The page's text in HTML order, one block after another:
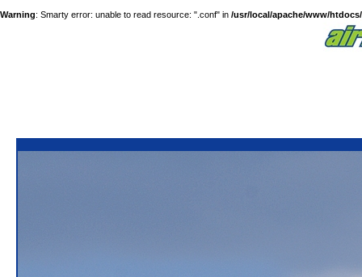
Warning: Smarty error: unable to read resource: ".conf" in /usr/local/apache/www/